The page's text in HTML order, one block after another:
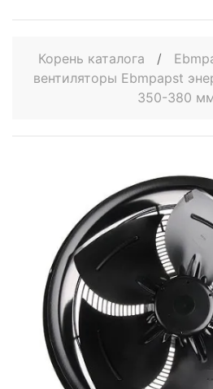
Корень каталога /
вентиляторы Ebmpapst
350-380